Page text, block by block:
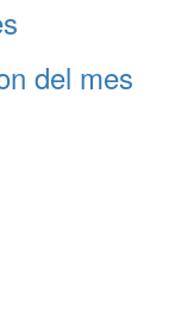
del mes